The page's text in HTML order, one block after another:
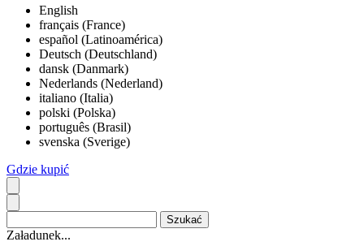
English
français (France)
español (Latinoamérica)
Deutsch (Deutschland)
dansk (Danmark)
Nederlands (Nederland)
italiano (Italia)
polski (Polska)
português (Brasil)
svenska (Sverige)
Gdzie kupić
Załadunek...